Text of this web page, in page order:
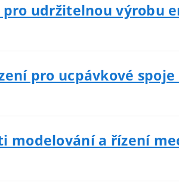
udržitelnou výrobu
pro ucpávkové
modelování a řízení